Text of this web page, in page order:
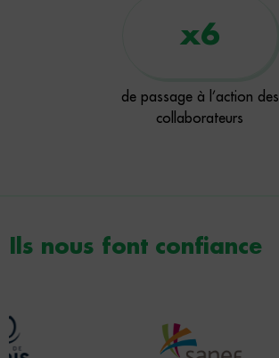
x6
de passage à l’action des
collaborateurs
Ils nous font confiance